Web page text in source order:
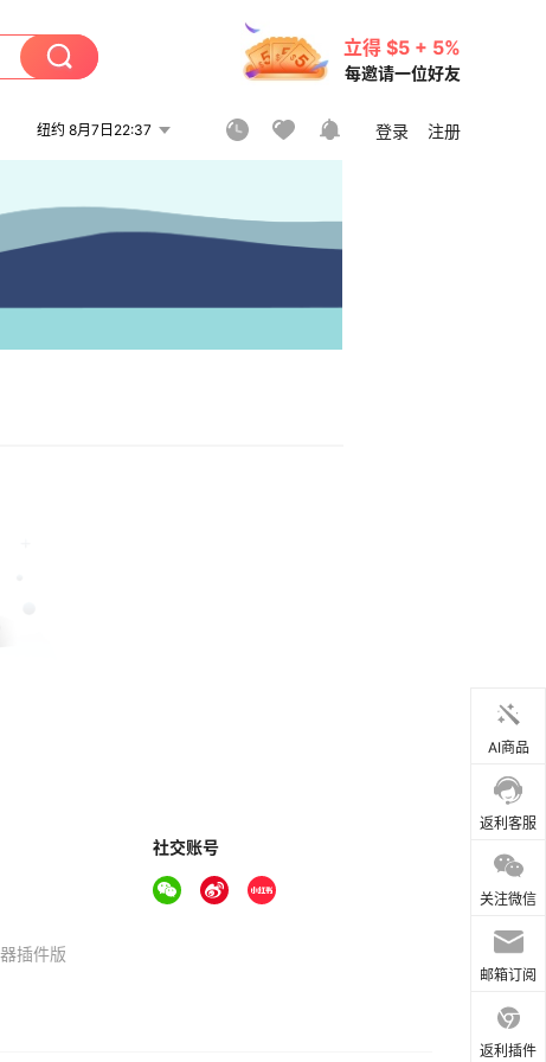
立得 $5 + 5%
每邀请一位好友
纽约 8月7日22:37 登录 注册
AI商品
返利客服
关注微信
邮箱订阅
返利插件
插件版
社交账号